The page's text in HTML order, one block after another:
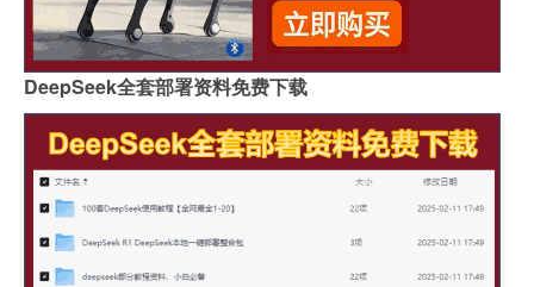
DeepSeek全套部署资料免费下载